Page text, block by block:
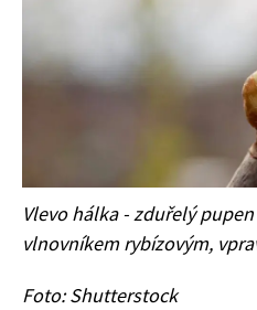
Vlevo hálka - zduřelý
vlnovníkem rybízovým,
Foto: Shutterstock